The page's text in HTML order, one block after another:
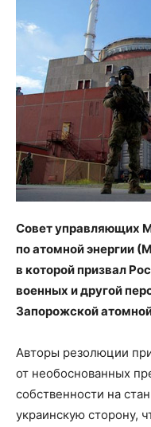
Совет управляющих
по атомной энергии
в которой призвал
военных и другой
Запорожской
Авторы резолюции
от необоснованных
собственности на
украинскую сторону,